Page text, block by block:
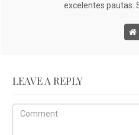
excelentes pautas.
LEAVE A REPLY